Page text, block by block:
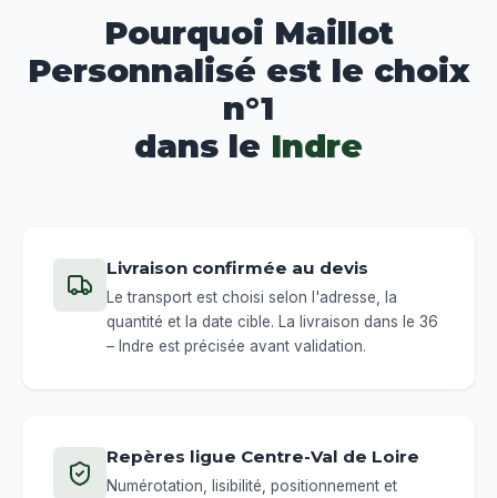
Pourquoi Maillot
Personnalisé est le choix
n°1
dans le Indre
Livraison confirmée au devis
Le transport est choisi selon l'adresse, la
quantité et la date cible. La livraison dans le 36
– Indre est précisée avant validation.
Repères ligue Centre-Val de Loire
Numérotation, lisibilité, positionnement et